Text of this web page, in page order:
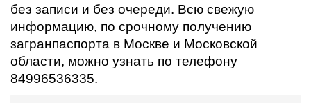
без записи и без очереди. Всю свежую
информацию, по срочному получению
загранпаспорта в Москве и Московской
области, можно узнать по телефону
84996536335.